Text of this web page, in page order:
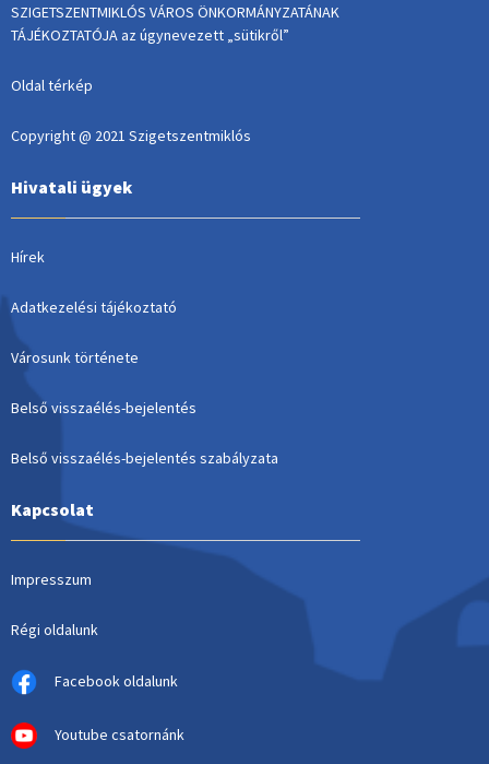
SZIGETSZENTMIKLÓS VÁROS ÖNKORMÁNYZATÁNAK
TÁJÉKOZTATÓJA az úgynevezett „sütikről”
Oldal térkép
Copyright @ 2021 Szigetszentmiklós
Hivatali ügyek
Hírek
Adatkezelési tájékoztató
Városunk története
Belső visszaélés-bejelentés
Belső visszaélés-bejelentés szabályzata
Kapcsolat
Impresszum
Régi oldalunk
Facebook oldalunk
Youtube csatornánk